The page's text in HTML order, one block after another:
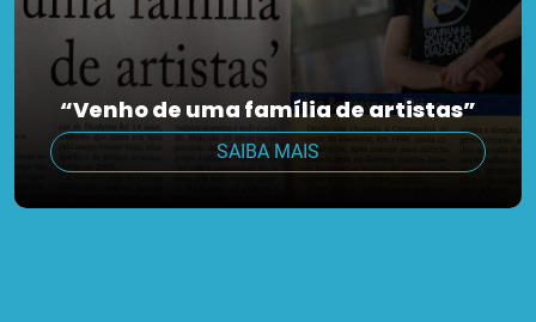
“Venho de uma família de artistas”
SAIBA MAIS